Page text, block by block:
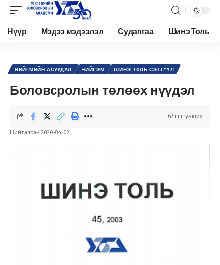
Нүүр Мэдээ мэдээлэл Судалгаа Шинэ Толь
НИЙГМИЙН АСУУДАЛ НИЙГЭМ ШИНЭ ТОЛЬ СЭТГҮҮЛ
Боловсролын төлөөх нүүдэл
Нийтэлсэн 2020-04-02
62 min унших